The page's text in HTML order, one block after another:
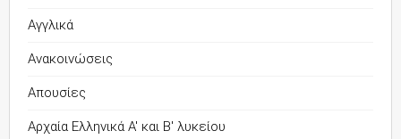
Αγγλικά
Ανακοινώσεις
Απουσίες
Αρχαία Ελληνικά Α' και Β' λυκείου